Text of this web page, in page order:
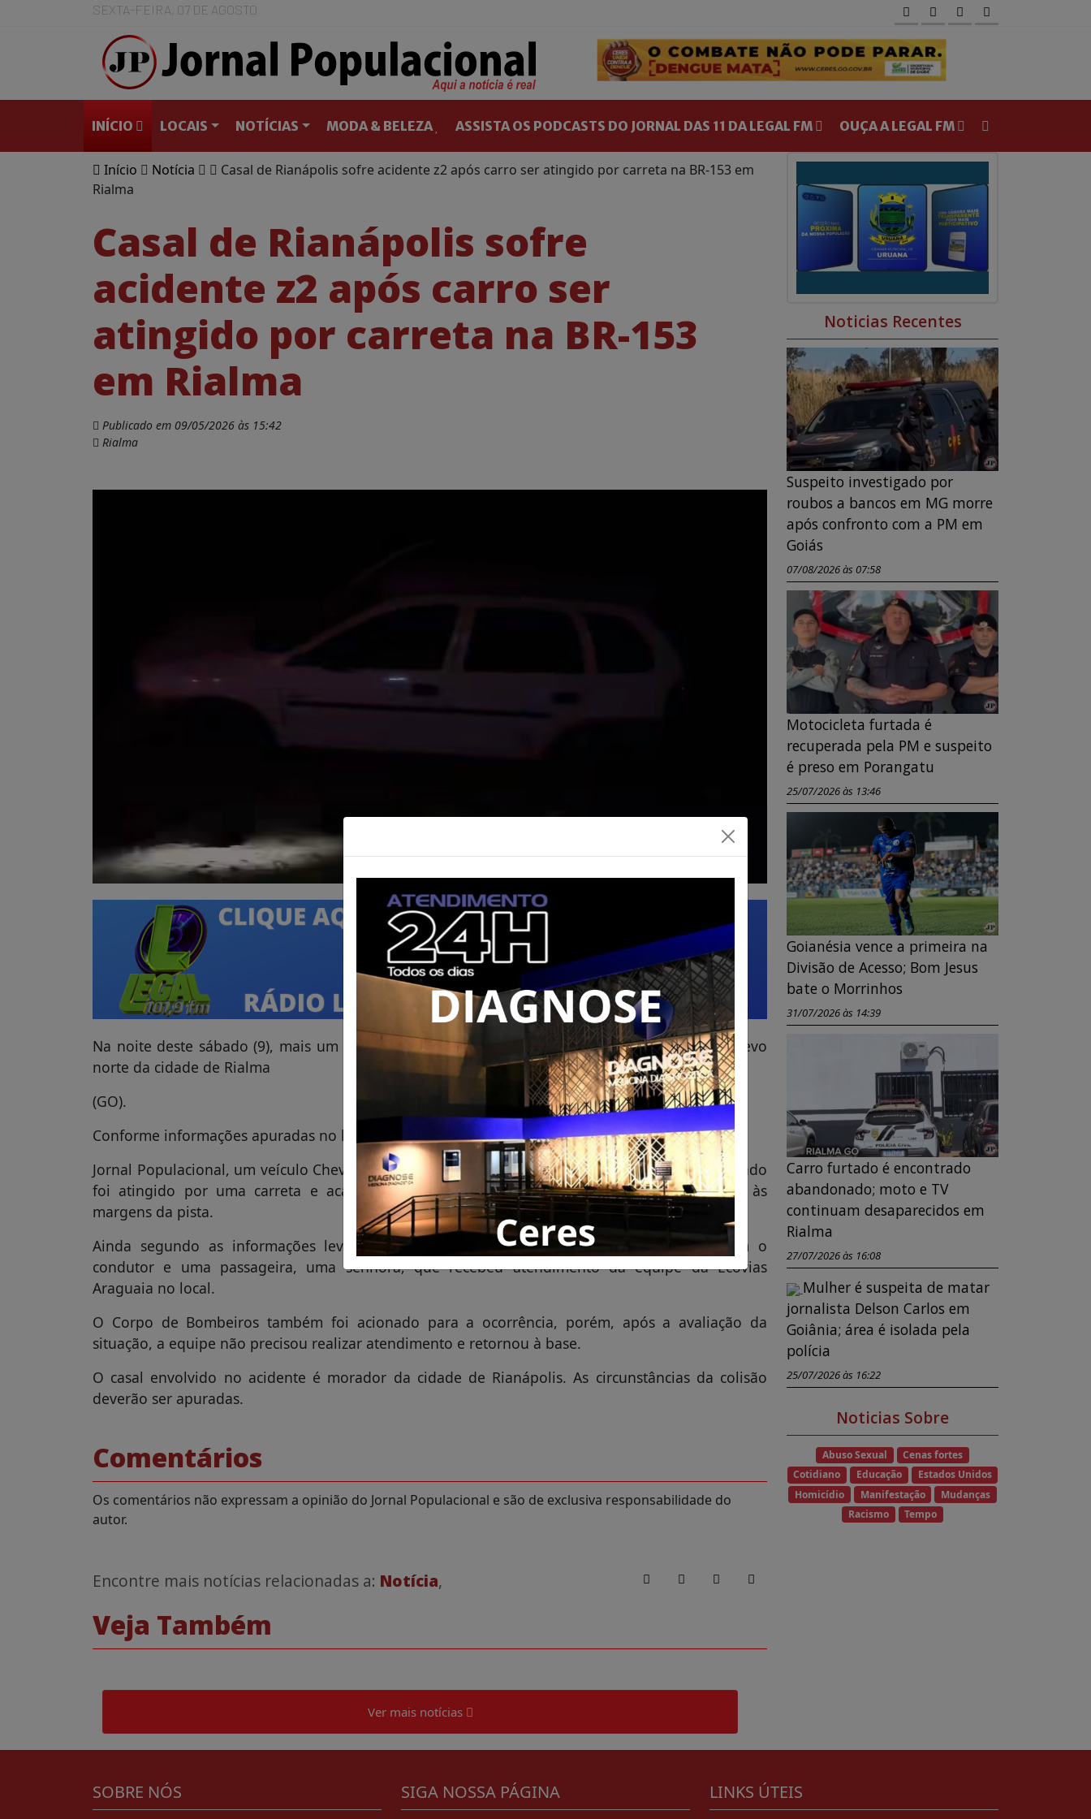
SEXTA-FEIRA, 07 DE AGOSTO
INÍCIO LOCAIS NOTÍCIAS MODA & BELEZA ASSISTA OS PODCASTS DO JORNAL DAS 11 DA LEGAL FM OUÇA A LEGAL FM
Início Notícia
Casal de Rianápolis sofre acidente z2 após carro ser atingido por carreta na BR-153 em
Rialma
Casal de Rianápolis sofre
acidente z2 após carro ser
atingido por carreta na BR-153
em Rialma
Publicado em 09/05/2026 às 15:42
Rialma
Na noite deste sábado (9), mais um acidente foi registrado na BR-153, entre o trevo sul e o trevo
norte da cidade de Rialma
(GO).
Conforme informações apuradas no local pela equipe do
Jornal Populacional, um veículo Chevrolet Corsa Hatch seguia no sentido norte da rodovia quando
foi atingido por uma carreta e acabou sendo arremessado para uma pequena ribanceira às
margens da pista.
Ainda segundo as informações levantadas pela reportagem, no interior do carro estavam o
condutor e uma passageira, uma senhora, que recebeu atendimento da equipe da Ecovias
Araguaia no local.
O Corpo de Bombeiros também foi acionado para a ocorrência, porém, após a avaliação da
situação, a equipe não precisou realizar atendimento e retornou à base.
O casal envolvido no acidente é morador da cidade de Rianápolis. As circunstâncias da colisão
deverão ser apuradas.
Comentários
Os comentários não expressam a opinião do Jornal Populacional e são de exclusiva responsabilidade do
autor.
Encontre mais notícias relacionadas a: Notícia,
Veja Também
Ver mais notícias
Noticias Recentes
Suspeito investigado por
roubos a bancos em MG morre
após confronto com a PM em
Goiás
07/08/2026 às 07:58
Motocicleta furtada é
recuperada pela PM e suspeito
é preso em Porangatu
25/07/2026 às 13:46
Goianésia vence a primeira na
Divisão de Acesso; Bom Jesus
bate o Morrinhos
31/07/2026 às 14:39
Carro furtado é encontrado
abandonado; moto e TV
continuam desaparecidos em
Rialma
27/07/2026 às 16:08
Mulher é suspeita de matar
jornalista Delson Carlos em
Goiânia; área é isolada pela
polícia
25/07/2026 às 16:22
Noticias Sobre
Abuso Sexual
Cenas fortes
Cotidiano
Educação
Estados Unidos
Homicídio
Manifestação
Mudanças
Racismo
Tempo
SOBRE NÓS SIGA NOSSA PÁGINA LINKS ÚTEIS